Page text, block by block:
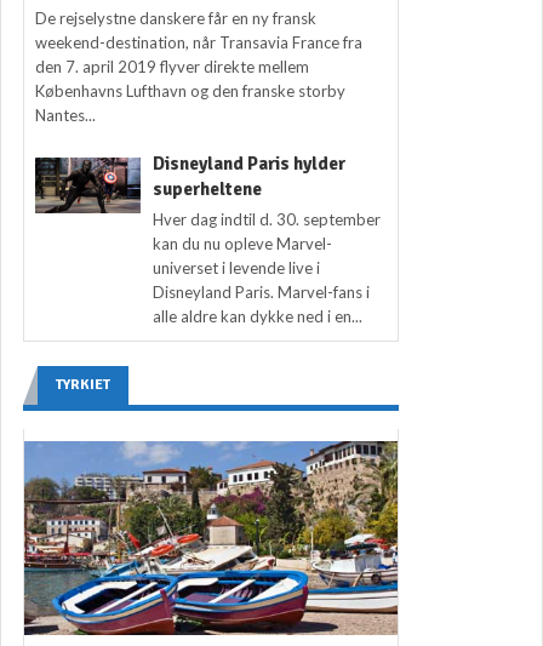
De rejselystne danskere får en ny fransk
weekend-destination, når Transavia France fra
den 7. april 2019 flyver direkte mellem
Københavns Lufthavn og den franske storby
Nantes...
Disneyland Paris hylder
superheltene
Hver dag indtil d. 30. september
kan du nu opleve Marvel-
universet i levende live i
Disneyland Paris. Marvel-fans i
alle aldre kan dykke ned i en...
TYRKIET